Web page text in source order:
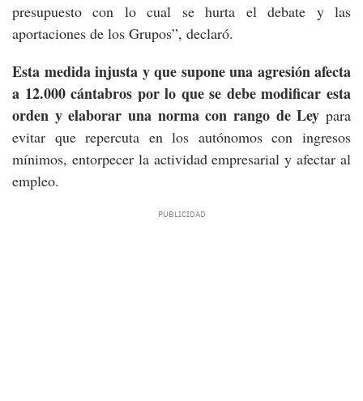
presupuesto con lo cual se hurta el debate y las
aportaciones de los Grupos”, declaró.
Esta medida injusta y que supone una agresión afecta
a 12.000 cántabros por lo que se debe modificar esta
orden y elaborar una norma con rango de Ley para
evitar que repercuta en los autónomos con ingresos
mínimos, entorpecer la actividad empresarial y afectar al
empleo.